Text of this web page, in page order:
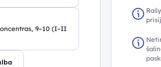
9–10 (I–II